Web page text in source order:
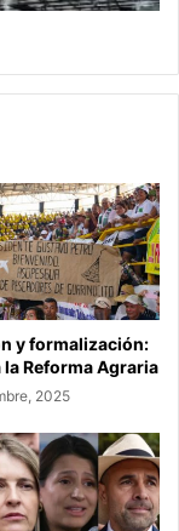
y formalización:
la Reforma Agraria
2025